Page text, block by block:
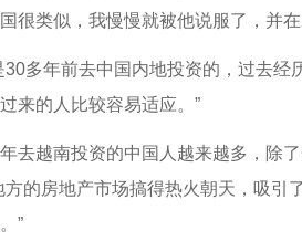
很类似，我慢慢就被他说服了，并
多年前去中国内地投资的，过去经
来的人比较容易适应。”
越南投资的中国人越来越多，除了
方的房地产市场搞得热火朝天，吸
”